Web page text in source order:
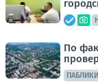
По
ПАБЛИКИ